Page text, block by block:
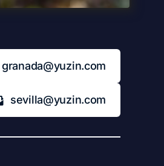
granada@yuzin.com
sevilla@yuzin.com